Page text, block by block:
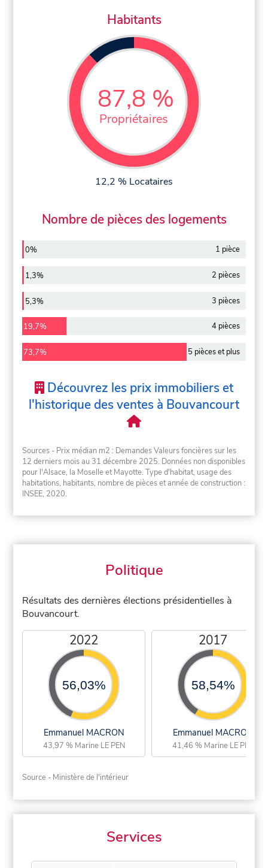
Habitants
87,8 %
Propriétaires
12,2 % Locataires
Nombre de pièces des logements
0% 1 pièce
1,3% 2 pièces
5,3% 3 pièces
19,7% 4 pièces
73,7% 5 pièces et plus
Découvrez les prix immobiliers et
l'historique des ventes à Bouvancourt
Sources - Prix médian m2 : Demandes Valeurs foncières sur les
12 derniers mois au 31 décembre 2025. Données non disponibles
pour l'Alsace, la Moselle et Mayotte. Type d'habitat, usage des
habitations, habitants, nombre de pièces et année de construction :
INSEE, 2020.
Politique
Résultats des dernières élections présidentielles à
Bouvancourt.
2022
56,03%
Emmanuel MACRON
43,97 % Marine LE PEN
2017
58,54%
Emmanuel MACRON
41,46 % Marine LE PEN
Source - Ministère de l'intérieur
Services